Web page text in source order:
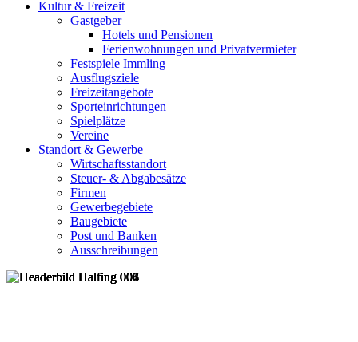
Kultur & Freizeit
Gastgeber
Hotels und Pensionen
Ferienwohnungen und Privatvermieter
Festspiele Immling
Ausflugsziele
Freizeitangebote
Sporteinrichtungen
Spielplätze
Vereine
Standort & Gewerbe
Wirtschaftsstandort
Steuer- & Abgabesätze
Firmen
Gewerbegebiete
Baugebiete
Post und Banken
Ausschreibungen